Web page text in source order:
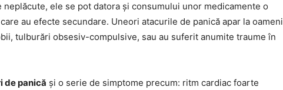
ele se pot datora și consumului unor medicamente o
au efecte secundare. Uneori atacurile de panică apar la oameni
tulburări obsesiv-compulsive, sau au suferit anumite traume în
de panică și o serie de simptome precum: ritm cardiac foarte